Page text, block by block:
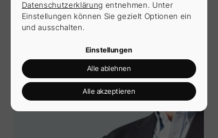
Datenschutzerklärung entnehmen. Unter
Einstellungen können Sie gezielt Optionen ein
und ausschalten.
Einstellungen
Alle ablehnen
Alle akzeptieren